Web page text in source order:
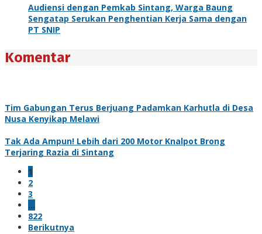
Audiensi dengan Pemkab Sintang, Warga Baung
Sengatap Serukan Penghentian Kerja Sama dengan
PT SNIP
Komentar
Tim Gabungan Terus Berjuang Padamkan Karhutla di Desa
Nusa Kenyikap Melawi
Tak Ada Ampun! Lebih dari 200 Motor Knalpot Brong
Terjaring Razia di Sintang
1
2
3
…
822
Berikutnya